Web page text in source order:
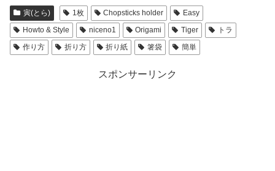
寅(とら) 1枚 Chopsticks holder
Easy
Howto & Style
niceno1 Origami Tiger
トラ
作り方
折り方 折り紙 箸袋 簡単
スポンサーリンク